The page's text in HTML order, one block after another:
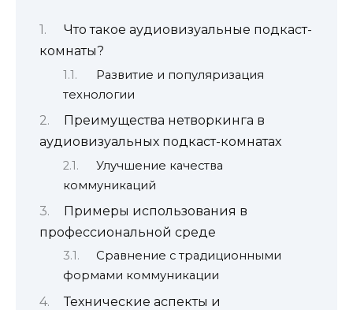
Что такое аудиовизуальные подкаст-
комнаты?
Развитие и популяризация
технологии
Преимущества нетворкинга в
аудиовизуальных подкаст-комнатах
Улучшение качества
коммуникаций
Примеры использования в
профессиональной среде
Сравнение с традиционными
формами коммуникации
Технические аспекты и